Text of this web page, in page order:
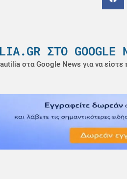
ΣΤΟ GOOGLE
στα Google News για να είστε